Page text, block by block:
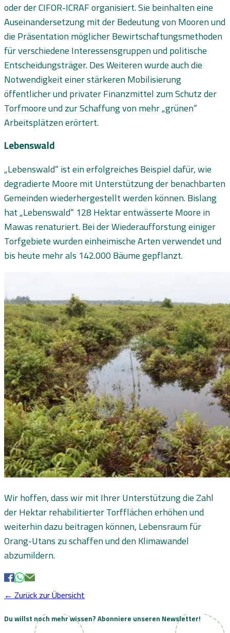
oder der CIFOR-ICRAF organisiert. Sie beinhalten eine
Auseinandersetzung mit der Bedeutung von Mooren und
die Präsentation möglicher Bewirtschaftungsmethoden
für verschiedene Interessensgruppen und politische
Entscheidungsträger. Des Weiteren wurde auch die
Notwendigkeit einer stärkeren Mobilisierung
öffentlicher und privater Finanzmittel zum Schutz der
Torfmoore und zur Schaffung von mehr „grünen“
Arbeitsplätzen erörtert.
Lebenswald
„Lebenswald“ ist ein erfolgreiches Beispiel dafür, wie
degradierte Moore mit Unterstützung der benachbarten
Gemeinden wiederhergestellt werden können. Bislang
hat „Lebenswald“ 128 Hektar entwässerte Moore in
Mawas renaturiert. Bei der Wiederaufforstung einiger
Torfgebiete wurden einheimische Arten verwendet und
bis heute mehr als 142.000 Bäume gepflanzt.
Wir hoffen, dass wir mit Ihrer Unterstützung die Zahl
der Hektar rehabilitierter Torfflächen erhöhen und
weiterhin dazu beitragen können, Lebensraum für
Orang-Utans zu schaffen und den Klimawandel
abzumildern.
← Zurück zur Übersicht
Du willst noch mehr wissen?Abonniere unseren Newsletter!